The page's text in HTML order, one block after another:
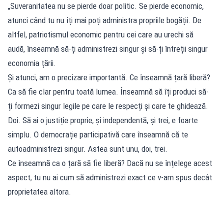
„Suveranitatea nu se pierde doar politic. Se pierde economic,
atunci când tu nu îți mai poți administra propriile bogății. De
altfel, patriotismul economic pentru cei care au urechi să
audă, înseamnă să-ți administrezi singur și să-ți întreții singur
economia țării.
Și atunci, am o precizare importantă. Ce înseamnă țară liberă?
Ca să fie clar pentru toată lumea. Înseamnă să îți produci să-
ți formezi singur legile pe care le respecți și care te ghidează.
Doi. Să ai o justiție proprie, și independentă, și trei, e foarte
simplu. O democrație participativă care înseamnă că te
autoadministrezi singur. Astea sunt unu, doi, trei.
Ce înseamnă ca o țară să fie liberă? Dacă nu se înțelege acest
aspect, tu nu ai cum să administrezi exact ce v-am spus decât
proprietatea altora.